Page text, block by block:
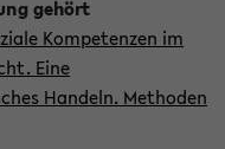
Kompetenzen im
Eine
Handeln. Methoden